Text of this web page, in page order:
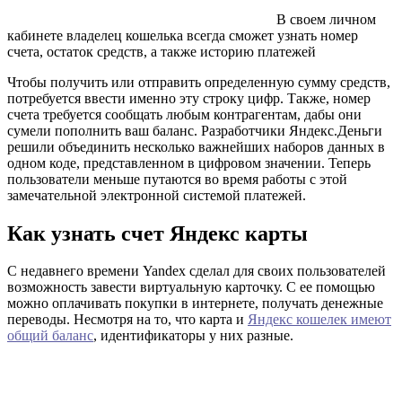
В своем личном
кабинете владелец кошелька всегда сможет узнать номер
счета, остаток средств, а также историю платежей
Чтобы получить или отправить определенную сумму средств,
потребуется ввести именно эту строку цифр. Также, номер
счета требуется сообщать любым контрагентам, дабы они
сумели пополнить ваш баланс. Разработчики Яндекс.Деньги
решили объединить несколько важнейших наборов данных в
одном коде, представленном в цифровом значении. Теперь
пользователи меньше путаются во время работы с этой
замечательной электронной системой платежей.
Как узнать счет Яндекс карты
С недавнего времени Yandex сделал для своих пользователей
возможность завести виртуальную карточку. С ее помощью
можно оплачивать покупки в интернете, получать денежные
переводы. Несмотря на то, что карта и Яндекс кошелек имеют
общий баланс, идентификаторы у них разные.